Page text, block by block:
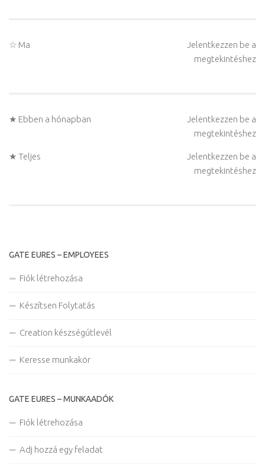
☆ Ma
Jelentkezzen be a
megtekintéshez
★ Ebben a hónapban
Jelentkezzen be a
megtekintéshez
★ Teljes
Jelentkezzen be a
megtekintéshez
GATE EURES – EMPLOYEES
Fiók létrehozása
Készítsen Folytatás
Creation készségútlevél
Keresse munkakör
GATE EURES – MUNKAADÓK
Fiók létrehozása
Adj hozzá egy feladat